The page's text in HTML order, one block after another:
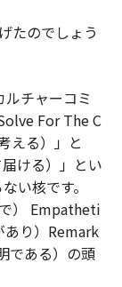
たのでしょう
チャーコミ
For The C
える）」と
ける）」とい
い核です。
） Empatheti
り）Remark
である）の頭